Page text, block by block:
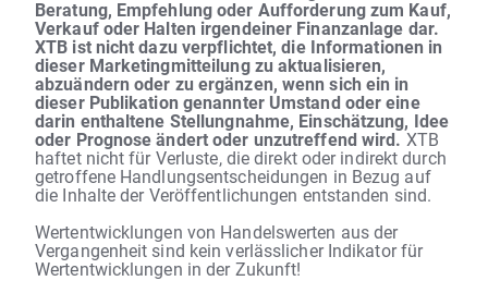
Beratung, Empfehlung oder Aufforderung zum Kauf,
Verkauf oder Halten irgendeiner Finanzanlage dar.
XTB ist nicht dazu verpflichtet, die Informationen in
dieser Marketingmitteilung zu aktualisieren,
abzuändern oder zu ergänzen, wenn sich ein in
dieser Publikation genannter Umstand oder eine
darin enthaltene Stellungnahme, Einschätzung, Idee
oder Prognose ändert oder unzutreffend wird. XTB
haftet nicht für Verluste, die direkt oder indirekt durch
getroffene Handlungsentscheidungen in Bezug auf
die Inhalte der Veröffentlichungen entstanden sind.
Wertentwicklungen von Handelswerten aus der
Vergangenheit sind kein verlässlicher Indikator für
Wertentwicklungen in der Zukunft!